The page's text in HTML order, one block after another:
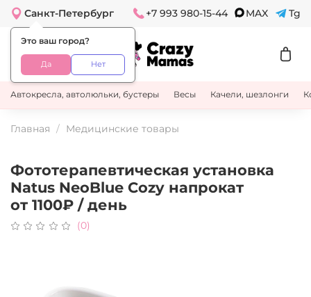
Санкт-Петербург +7 993 980-15-44 MAX Tg
Это ваш город?
Да Нет
Автокресла, автолюльки, бустеры Весы Качели, шезлонги
Главная Медицинские товары
Фототерапевтическая установка
Natus NeoBlue Cozy напрокат
от 1100₽ / день
(0)